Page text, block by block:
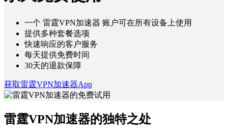
一个 雷霆VPN加速器 账户可在所有设备上使用
提供多种套餐选项
快速响应的客户服务
每天提供免费时间
30天的退款保障
获取雷霆VPN加速器App
雷霆VPN加速器的独特之处